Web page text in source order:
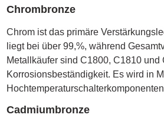
Chrombronze
Chrom ist das primäre
liegt bei über 99,%, während
Metallkäufer sind C1800, C1810
Korrosionsbeständigkeit. Es wird in
Cadmiumbronze